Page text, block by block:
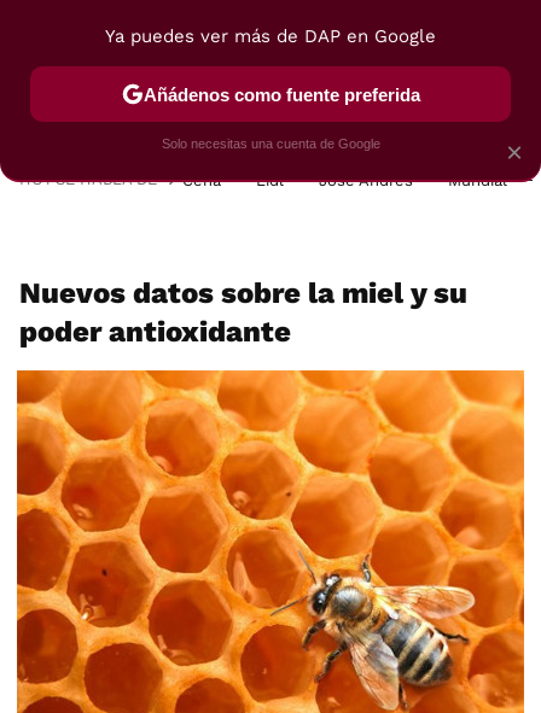
POSTRES VIAJES SELECCIÓN VEGUI
HOY SE HABLA DE Cena Lidl José Andrés Mundial
Nuevos datos sobre la miel y su
poder antioxidante
×
Ya puedes ver más de DAP en Google
Añádenos como fuente preferida
Solo necesitas una cuenta de Google